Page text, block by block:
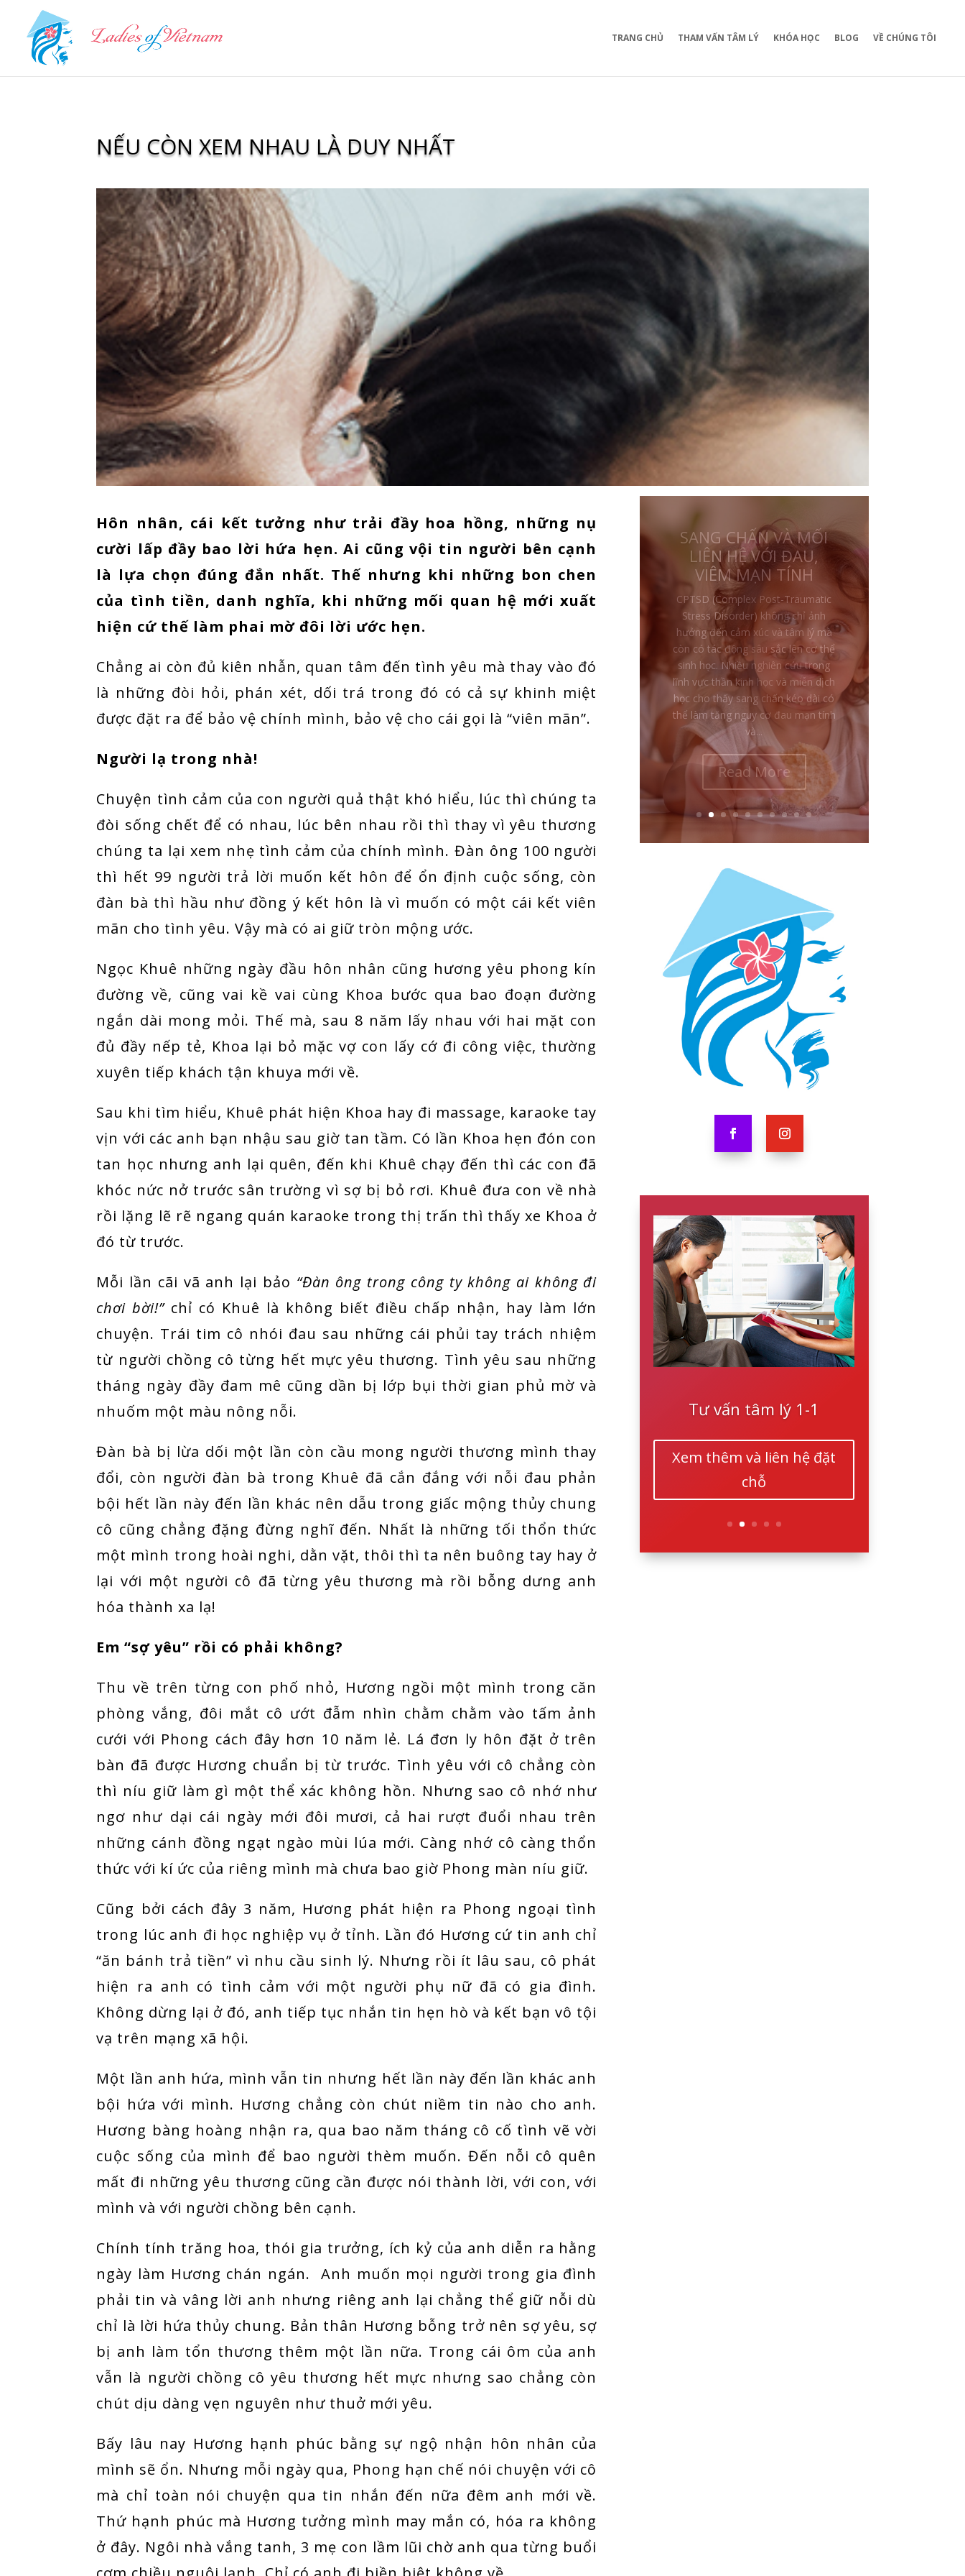
TRANG CHỦ THAM VẤN TÂM LÝ KHÓA HỌC BLOG VỀ CHÚNG TÔI
NẾU CÒN XEM NHAU LÀ DUY NHẤT
Hôn nhân, cái kết tưởng như trải đầy hoa hồng, những nụ
cười lấp đầy bao lời hứa hẹn. Ai cũng vội tin người bên cạnh
là lựa chọn đúng đắn nhất. Thế nhưng khi những bon chen
của tình tiền, danh nghĩa, khi những mối quan hệ mới xuất
hiện cứ thế làm phai mờ đôi lời ước hẹn.
Chẳng ai còn đủ kiên nhẫn, quan tâm đến tình yêu mà thay vào đó
là những đòi hỏi, phán xét, dối trá trong đó có cả sự khinh miệt
được đặt ra để bảo vệ chính mình, bảo vệ cho cái gọi là “viên mãn”.
Người lạ trong nhà!
Chuyện tình cảm của con người quả thật khó hiểu, lúc thì chúng ta
đòi sống chết để có nhau, lúc bên nhau rồi thì thay vì yêu thương
chúng ta lại xem nhẹ tình cảm của chính mình. Đàn ông 100 người
thì hết 99 người trả lời muốn kết hôn để ổn định cuộc sống, còn
đàn bà thì hầu như đồng ý kết hôn là vì muốn có một cái kết viên
mãn cho tình yêu. Vậy mà có ai giữ tròn mộng ước.
Ngọc Khuê những ngày đầu hôn nhân cũng hương yêu phong kín
đường về, cũng vai kề vai cùng Khoa bước qua bao đoạn đường
ngắn dài mong mỏi. Thế mà, sau 8 năm lấy nhau với hai mặt con
đủ đầy nếp tẻ, Khoa lại bỏ mặc vợ con lấy cớ đi công việc, thường
xuyên tiếp khách tận khuya mới về.
Sau khi tìm hiểu, Khuê phát hiện Khoa hay đi massage, karaoke tay
vịn với các anh bạn nhậu sau giờ tan tầm. Có lần Khoa hẹn đón con
tan học nhưng anh lại quên, đến khi Khuê chạy đến thì các con đã
khóc nức nở trước sân trường vì sợ bị bỏ rơi. Khuê đưa con về nhà
rồi lặng lẽ rẽ ngang quán karaoke trong thị trấn thì thấy xe Khoa ở
đó từ trước.
Mỗi lần cãi vã anh lại bảo “Đàn ông trong công ty không ai không đi
chơi bời!”chỉ có Khuê là không biết điều chấp nhận, hay làm lớn
chuyện. Trái tim cô nhói đau sau những cái phủi tay trách nhiệm
từ người chồng cô từng hết mực yêu thương. Tình yêu sau những
tháng ngày đầy đam mê cũng dần bị lớp bụi thời gian phủ mờ và
nhuốm một màu nông nỗi.
Đàn bà bị lừa dối một lần còn cầu mong người thương mình thay
đổi, còn người đàn bà trong Khuê đã cắn đắng với nỗi đau phản
bội hết lần này đến lần khác nên dẫu trong giấc mộng thủy chung
cô cũng chẳng đặng đừng nghĩ đến. Nhất là những tối thổn thức
một mình trong hoài nghi, dằn vặt, thôi thì ta nên buông tay hay ở
lại với một người cô đã từng yêu thương mà rồi bỗng dưng anh
hóa thành xa lạ!
Em “sợ yêu” rồi có phải không?
Thu về trên từng con phố nhỏ, Hương ngồi một mình trong căn
phòng vắng, đôi mắt cô ướt đẫm nhìn chằm chằm vào tấm ảnh
cưới với Phong cách đây hơn 10 năm lẻ. Lá đơn ly hôn đặt ở trên
bàn đã được Hương chuẩn bị từ trước. Tình yêu với cô chẳng còn
thì níu giữ làm gì một thể xác không hồn. Nhưng sao cô nhớ như
ngơ như dại cái ngày mới đôi mươi, cả hai rượt đuổi nhau trên
những cánh đồng ngạt ngào mùi lúa mới. Càng nhớ cô càng thổn
thức với kí ức của riêng mình mà chưa bao giờ Phong màn níu giữ.
Cũng bởi cách đây 3 năm, Hương phát hiện ra Phong ngoại tình
trong lúc anh đi học nghiệp vụ ở tỉnh. Lần đó Hương cứ tin anh chỉ
“ăn bánh trả tiền” vì nhu cầu sinh lý. Nhưng rồi ít lâu sau, cô phát
hiện ra anh có tình cảm với một người phụ nữ đã có gia đình.
Không dừng lại ở đó, anh tiếp tục nhắn tin hẹn hò và kết bạn vô tội
vạ trên mạng xã hội.
Một lần anh hứa, mình vẫn tin nhưng hết lần này đến lần khác anh
bội hứa với mình. Hương chẳng còn chút niềm tin nào cho anh.
Hương bàng hoàng nhận ra, qua bao năm tháng cô cố tình vẽ vời
cuộc sống của mình để bao người thèm muốn. Đến nỗi cô quên
mất đi những yêu thương cũng cần được nói thành lời, với con, với
mình và với người chồng bên cạnh.
Chính tính trăng hoa, thói gia trưởng, ích kỷ của anh diễn ra hằng
ngày làm Hương chán ngán. Anh muốn mọi người trong gia đình
phải tin và vâng lời anh nhưng riêng anh lại chẳng thể giữ nỗi dù
chỉ là lời hứa thủy chung. Bản thân Hương bỗng trở nên sợ yêu, sợ
bị anh làm tổn thương thêm một lần nữa. Trong cái ôm của anh
vẫn là người chồng cô yêu thương hết mực nhưng sao chẳng còn
chút dịu dàng vẹn nguyên như thuở mới yêu.
Bấy lâu nay Hương hạnh phúc bằng sự ngộ nhận hôn nhân của
mình sẽ ổn. Nhưng mỗi ngày qua, Phong hạn chế nói chuyện với cô
mà chỉ toàn nói chuyện qua tin nhắn đến nữa đêm anh mới về.
Thứ hạnh phúc mà Hương tưởng mình may mắn có, hóa ra không
ở đây. Ngôi nhà vắng tanh, 3 mẹ con lầm lũi chờ anh qua từng buổi
CHA MẸ CÀNG BẠO
HÀNH, ĐỨA TRẺ CÀNG
THƯƠNG VÀ BẢO VỆ
Một trong những điều khiến nhiều
người khó hiểu nhất trong sang
chấn thời thơ ấu là: tại sao một đứa
trẻ bị đánh đập, sỉ nhục hoặc làm
tổn thương lại vẫn yêu thương, bênh
vực và bảo vệ chính cha mẹ của
mình? Nhiều người nhìn từ bên
ngoài có thể nghĩ rằng đứa trẻ...
Read More
Tư vấn tâm lý 1-1
Xem thêm và liên hệ đặt
chỗ